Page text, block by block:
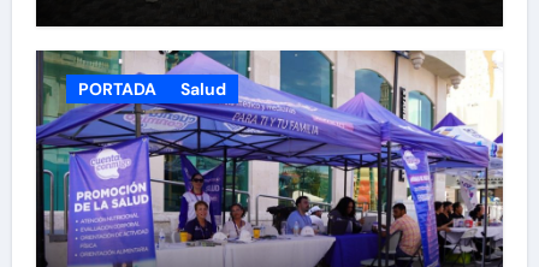
PORTADA Salud